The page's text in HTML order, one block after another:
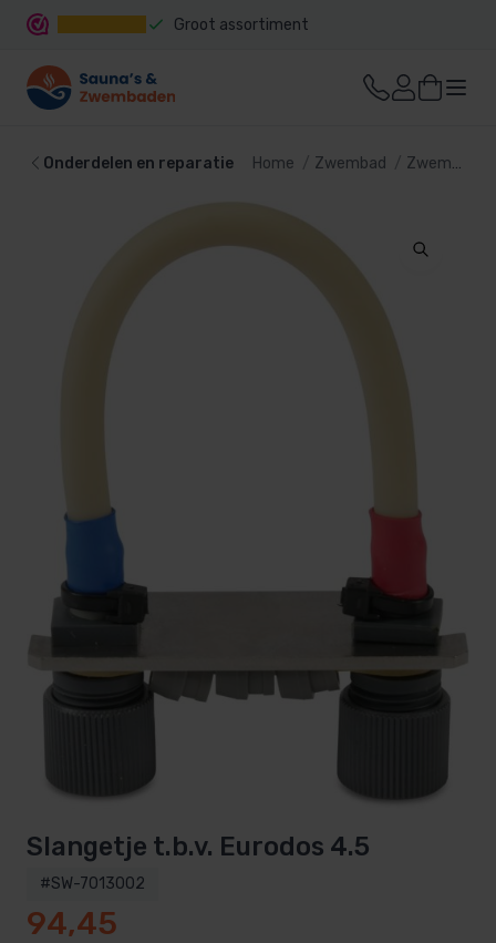
Groot assortiment
Onderdelen en reparatie Home Zwembad Zwembadtechniek
Slangetje t.b.v. Eurodos 4.5
#SW-7013002
94,45